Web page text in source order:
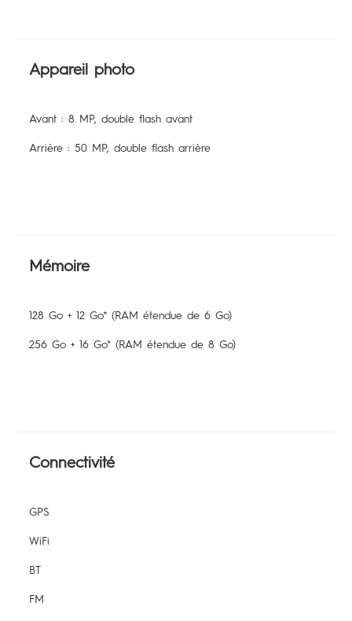
Appareil photo
Avant : 8 MP, double flash avant
Arrière : 50 MP, double flash arrière
Mémoire
128 Go + 12 Go* (RAM étendue de 6 Go)
256 Go + 16 Go* (RAM étendue de 8 Go)
Connectivité
GPS
WiFi
BT
FM